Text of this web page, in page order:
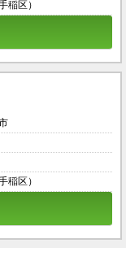
稲区）
稲区）